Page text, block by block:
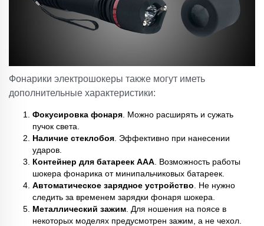
Фонарики электрошокеры также могут иметь
дополнительные характеристики:
Фокусировка фонаря . Можно расширять и сужать
пучок света.
Наличие стеклобоя . Эффективно при нанесении
ударов.
Контейнер для батареек ААА . Возможность работы
шокера фонарика от минипальчиковых батареек.
Автоматическое зарядное устройство . Не нужно
следить за временем зарядки фонаря шокера.
Металлический зажим . Для ношения на поясе в
некоторых моделях предусмотрен зажим, а не чехол.